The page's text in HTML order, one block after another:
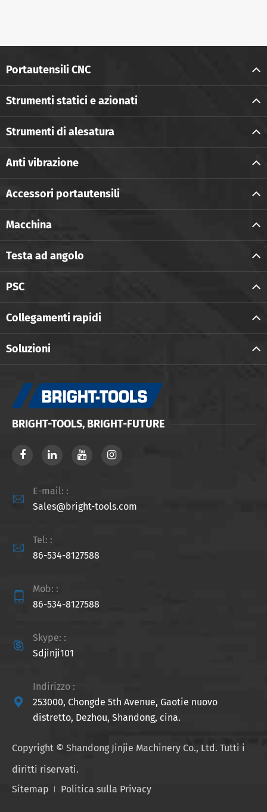
Portautensili CNC
Strumenti statici e azionati
Strumenti di alesatura
Anti vibrazione
Accessori portautensili
Macchina
Testa ad angolo
PSC
Collegamenti rapidi
Soluzioni
BRIGHT-TOOLS, BRIGHT-FUTURE

E-mail: :
Sales@bright-tools.com

Tel: :
86-534-8127588

Mob: :
86-534-8127588

Skype: :
Sdjinji101

Indirizzo :
253000, Chongde 5th Avenue, Gaotie nuovo
distretto, Dezhou, Shandong, cina.
Copyright © Shandong Jinjie Machinery Co., Ltd. Tutti i
diritti riservati.
Sitemap
Politica sulla Privacy